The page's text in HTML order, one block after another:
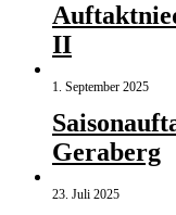
II
1. September 2025
Geraberg
23. Juli 2025